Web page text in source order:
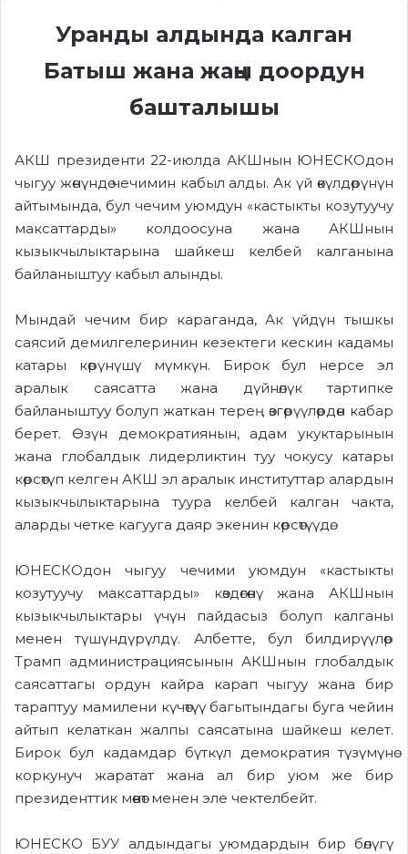
Уранды алдында калган
Батыш жана жаңы доордун
башталышы
АКШ президенти 22-июлда АКШнын ЮНЕСКОдон
чыгуу жөнүндө чечимин кабыл алды. Ак үй өкүлдөрүнүн
айтымында, бул чечим уюмдун «кастыкты козутуучу
максаттарды» колдоосуна жана АКШнын
кызыкчылыктарына шайкеш келбей калганына
байланыштуу кабыл алынды.
Мындай чечим бир караганда, Ак үйдүн тышкы
саясий демилгелеринин кезектеги кескин кадамы
катары көрүнүшү мүмкүн. Бирок бул нерсе эл
аралык саясатта жана дүйнөлүк тартипке
байланыштуу болуп жаткан терең өзгөрүүлөрдөн кабар
берет. Өзүн демократиянын, адам укуктарынын
жана глобалдык лидерликтин туу чокусу катары
көрсөтүп келген АКШ эл аралык институттар алардын
кызыкчылыктарына туура келбей калган чакта,
аларды четке кагууга даяр экенин көрсөтүүдө.
ЮНЕСКОдон чыгуу чечими уюмдун «кастыкты
козутуучу максаттарды» көздөгөнү жана АКШнын
кызыкчылыктары үчүн пайдасыз болуп калганы
менен түшүндүрүлдү. Албетте, бул билдирүүлөр
Трамп администрациясынын АКШнын глобалдык
саясаттагы ордун кайра карап чыгуу жана бир
тараптуу мамилени күчөтүү багытындагы буга чейин
айтып келаткан жалпы саясатына шайкеш келет.
Бирок бул кадамдар бүткүл демократия түзүмүнө
коркунуч жаратат жана ал бир уюм же бир
президенттик мөөнөт менен эле чектелбейт.
ЮНЕСКО БУУ алдындагы уюмдардын бир бөлүгү